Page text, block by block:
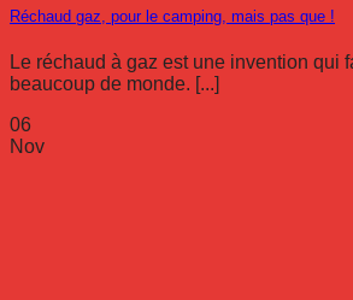
Réchaud gaz, pour le camping, mais pas que !
Le réchaud à gaz est une invention qui
beaucoup de monde. [...]
06
Nov